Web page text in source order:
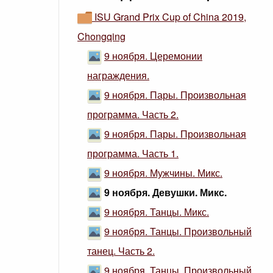
ISU Grand Prix Cup of China 2019,
Chongqing
9 ноября. Церемонии
награждения.
9 ноября. Пары. Произвольная
программа. Часть 2.
9 ноября. Пары. Произвольная
программа. Часть 1.
9 ноября. Мужчины. Микс.
9 ноября. Девушки. Микс.
9 ноября. Танцы. Микс.
9 ноября. Танцы. Произвольный
танец. Часть 2.